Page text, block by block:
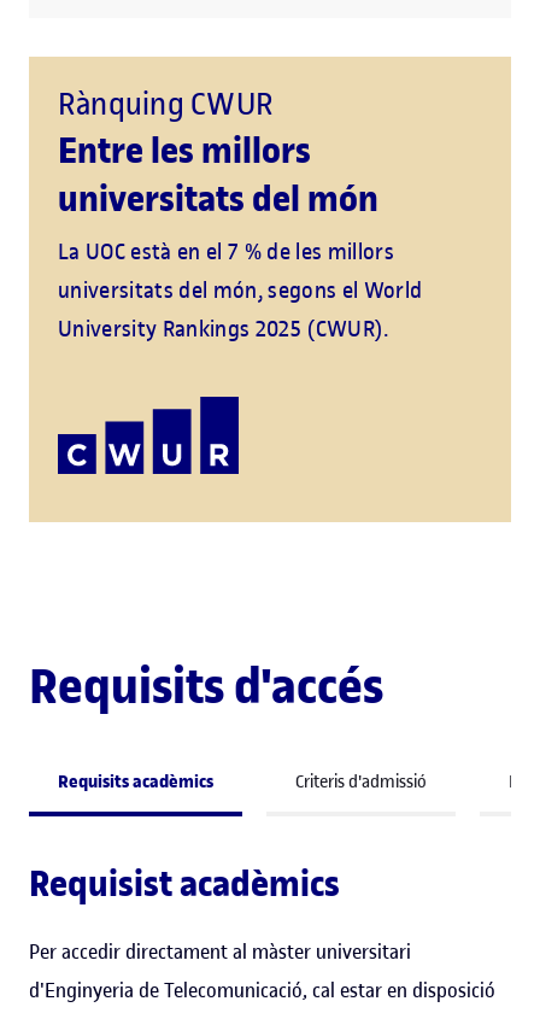
Rànquing CWUR
Entre les millors
universitats del món
La UOC està en el 7 % de les millors
universitats del món, segons el World
University Rankings 2025 (CWUR).
Requisits d'accés
Requisits acadèmics Criteris d'admissió
Requisist acadèmics
Per accedir directament al màster universitari
d'Enginyeria de Telecomunicació, cal estar en disposició